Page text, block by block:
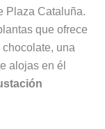
Plaza Cataluña.
que ofrece
una
alojas en él